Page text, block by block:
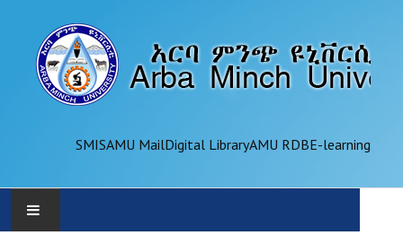
SMISAMU MailDigital LibraryAMU RDBE-learning